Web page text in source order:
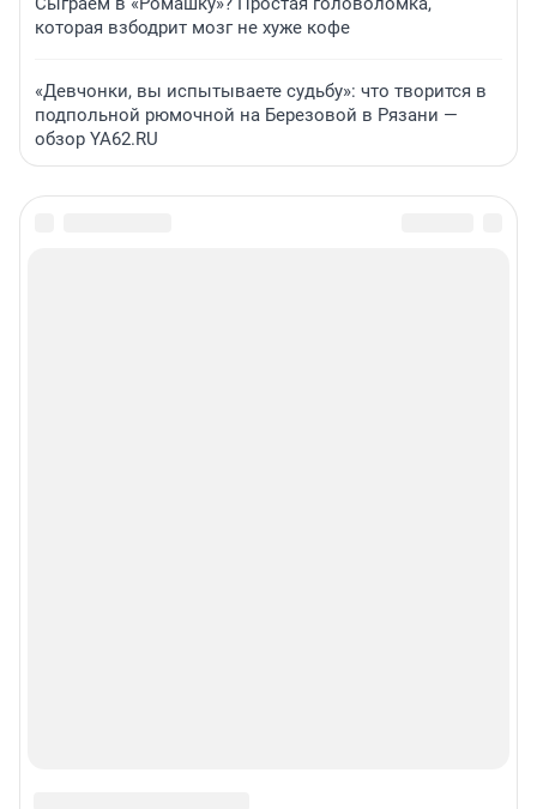
которая взбодрит мозг не хуже кофе
«Девчонки, вы испытываете судьбу»: что творится в
подпольной рюмочной на Березовой в Рязани —
обзор YA62.RU